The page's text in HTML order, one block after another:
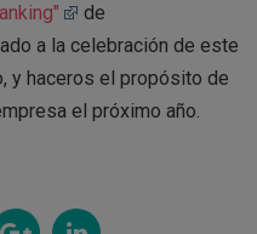
de
a la celebración de este
y haceros el propósito de
el próximo año.